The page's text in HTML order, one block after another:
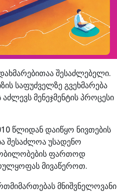
შესაძლებელი.
საფუძველზე გვეხმარება
მენეჯმენტის პროცესი
წლიდან დაიწყო ნივთების
შესაძლოა უსადენო
ფართოდ
მივაწეროთ.
მნიშვნელოვანი